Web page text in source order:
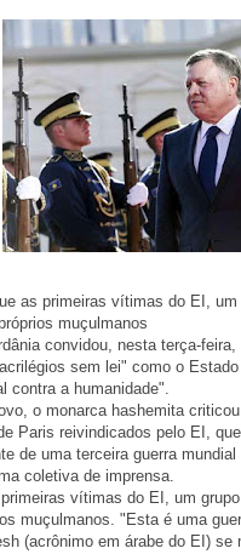
as primeiras vítimas do EI,
muçulmanos
convidou, nesta terça-
sem lei" como o
contra a humanidade".
o monarca hashemita
Paris reivindicados pelo EI,
de uma terceira guerra
coletiva de imprensa.
vítimas do EI, um
muçulmanos. "Esta é uma
(acrônimo em árabe do EI)